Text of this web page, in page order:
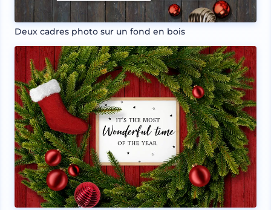
Deux cadres photo sur un fond en bois